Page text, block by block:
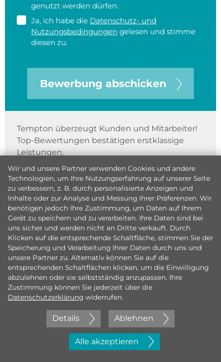
genutzt werden dürfen.
Ja, ich habe die Datenschutz- und
Nutzungsbedingungen gelesen und stimme
diesen zu.
Bewerbung abschicken
Tempton überzeugt Kunden und Mitarbeiter!
Top-Bewertungen bestätigen erstklassige
Leistungen.
Jetzt initiativ bewerben
Wir und unsere Partner verwenden Cookies und andere
Technologien, um Ihre Nutzungserfahrung auf unserer Seite
zu verbessern, z. B. durch personalisierte Anzeigen und
Inhalte oder zur Analyse und Messung Ihrer Präferenzen. Wir
benötigen jedoch Ihre Zustimmung, um Daten auf Ihrem
Gerät zu speichern und zu verarbeiten. Ihre Daten sind bei
uns sicher und werden nicht an Dritte verkauft. Durch
Klicken auf die entsprechende Schaltfläche, stimmen Sie der
Speicherung und Verarbeitung Ihrer Daten durch uns und
unsere Partner zu. Alternativ können Sie auf die
entsprechenden Schaltflächen klicken, um die Einwilligung
abzulehnen oder sie selbstständig anzupassen. Ihre
Zustimmung können Sie jederzeit über die
Datenschutzerklärung widerrufen.
Details Ablehnen
Alle akzeptieren